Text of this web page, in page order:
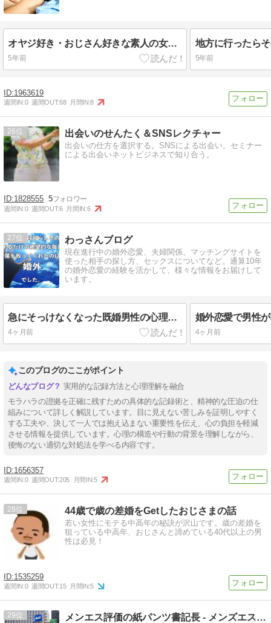
オヤジ好き・おじさん好きな素人の女の子をゲットできるのは出会い系しかなくないですか
5年前 5年前
1963619
週間IN:0 週間OUT:68 月間IN:8
26 出会いのせんたく＆SNSレクチャー
出会いの仕方を選択する。SNSによる出会い。セミナー
による出会いネットビジネスで知り合う。
1828555 5
週間IN:0 週間OUT:6 月間IN:6
27 わっさんブログ
現在進行中の婚外恋愛、夫婦関係、マッチングサイトを
使った相手の探し方、セックスについてなど。通算10年
の婚外恋愛の経験を活かして、様々な情報をお届けして
います。
急にそっけなくなった既婚男性の心理｜距離を置く時に考えていること
4ヶ月前 4ヶ月前
このブログのここがポイント
実用的な記録方法と心理理解を融合
モラハラの證拠を正確に残すための具体的な記録術と、精神的な圧迫の仕
組みについて詳しく解説しています。目に見えない苦しみを証明しやすく
する工夫や、決して一人では抱え込まない重要性を伝え、心の負担を軽減
させる情報を提供しています。心理の構造や行動の背景を理解しながら、
後悔のない適切な対処法を学べる内容です。
1656357
週間IN:0 週間OUT:205 月間IN:5
28 44歳で歳の差婚をGetしたおじさまの話
若い女性にモテる中高年の秘訣が沢山です。歳の差婚を
狙っている中高年、おじさんと諦めている40代以上の男
性は必見！
1535259
週間IN:0 週間OUT:15 月間IN:5
29 メンエス評価の紙パンツ書記長 - メンズエステの評価口コミ